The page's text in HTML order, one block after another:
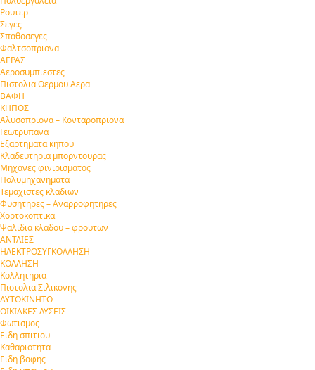
Ρουτερ
Σεγες
Σπαθοσεγες
Φαλτσοπριονα
ΑΕΡΑΣ
Αεροσυμπιεστες
Πιστολια Θερμου Αερα
ΒΑΦΗ
ΚΗΠΟΣ
Αλυσοπριονα – Κονταροπριονα
Γεωτρυπανα
Εξαρτηματα κηπου
Κλαδευτηρια μπορντουρας
Μηχανες φινιρισματος
Πολυμηχανηματα
Τεμαχιστες κλαδιων
Φυσητηρες – Αναρροφητηρες
Χορτοκοπτικα
Ψαλιδια κλαδου – φρουτων
ΑΝΤΛΙΕΣ
ΗΛΕΚΤΡΟΣΥΓΚΟΛΛΗΣΗ
ΚΟΛΛΗΣΗ
Κολλητηρια
Πιστολια Σιλικονης
ΑΥΤΟΚΙΝΗΤΟ
ΟΙΚΙΑΚΕΣ ΛΥΣΕΙΣ
Φωτισμος
Ειδη σπιτιου
Καθαριοτητα
Ειδη βαφης